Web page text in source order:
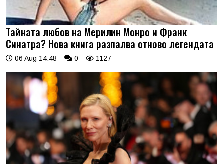
Тайната любов на Мерилин Монро и Франк
Синатра? Нова книга разпалва отново легендата
06 Aug 14:48 0 1127